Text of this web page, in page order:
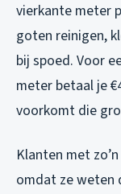
vierkante meter
goten reinigen,
bij spoed. Voor
meter betaal je
voorkomt die
Klanten met
omdat ze weten